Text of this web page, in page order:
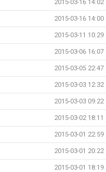
2015-03-16 14:02
2015-03-16 14:00
2015-03-11 10:29
2015-03-06 16:07
2015-03-05 22:47
2015-03-03 12:32
2015-03-03 09:22
2015-03-02 18:11
2015-03-01 22:59
2015-03-01 20:22
2015-03-01 18:19